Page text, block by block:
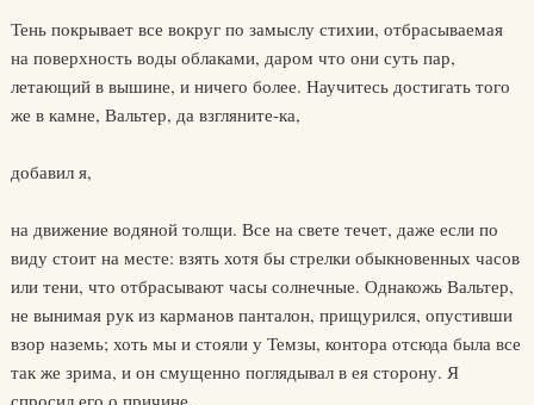
Тень покрывает все вокруг по замыслу стихии, отбрасываемая
на поверхность воды облаками, даром что они суть пар,
летающий в вышине, и ничего более. Научитесь достигать того
же в камне, Вальтер, да взгляните-ка,
добавил я,
на движение водяной толщи. Все на свете течет, даже если по
виду стоит на месте: взять хотя бы стрелки обыкновенных часов
или тени, что отбрасывают часы солнечные. Однакожь Вальтер,
не вынимая рук из карманов панталон, прищурился, опустивши
взор наземь; хоть мы и стояли у Темзы, контора отсюда была все
так же зрима, и он смущенно поглядывал в ея сторону. Я
спросил его о причине.